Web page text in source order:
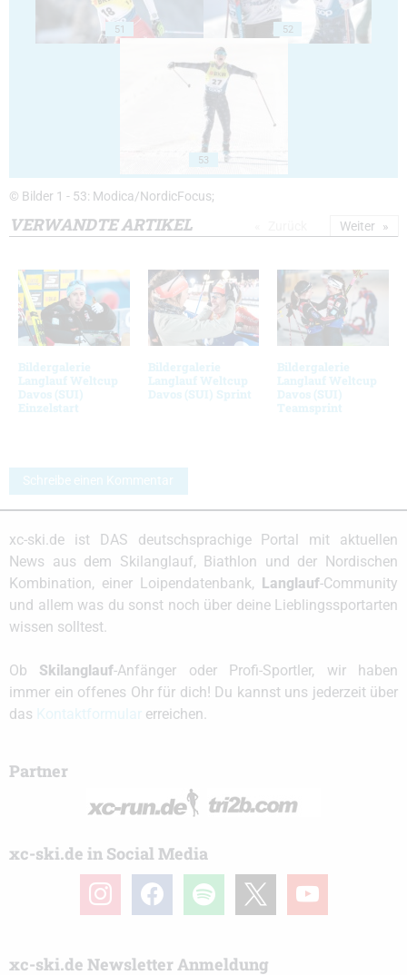
51 52
53
© Bilder 1 - 53: Modica/NordicFocus;
VERWANDTE ARTIKEL
Bildergalerie
Langlauf Weltcup
Davos (SUI)
Einzelstart
Bildergalerie
Langlauf Weltcup
Davos (SUI) Sprint
Bildergalerie
Langlauf Weltcup
Davos (SUI)
Teamsprint
Weiter
Schreibe einen Kommentar
xc-ski.de ist DAS deutschsprachige Portal mit aktuellen
News aus dem Skilanglauf, Biathlon und der Nordischen
Kombination, einer Loipendatenbank,
Langlauf-Community
und allem was du sonst noch über deine Lieblingssportarten
wissen solltest.
Ob Skilanglauf-Anfänger oder Profi-Sportler, wir haben
immer ein offenes Ohr für dich! Du kannst uns jederzeit über
das
erreichen.
Partner
xc-ski.de in Social Media
instagramfacebook spotify youtube
xc-ski.de Newsletter Anmeldung